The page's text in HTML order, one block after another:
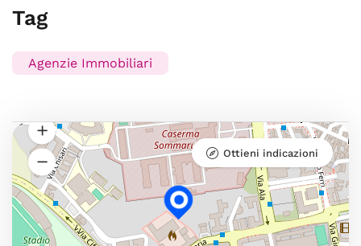
Tag
Agenzie Immobiliari
Ottieni indicazioni